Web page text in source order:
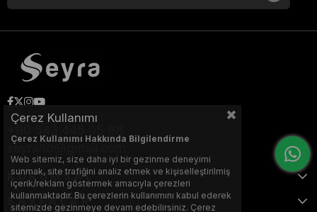
seyraltd@gmail.com
KURUMSAL
SAYFALAR
Çerez Kullanımı
Çerez Kullanımı Hakkında Bilgilendirme
Web sitemiz, size daha iyi bir gezinme deneyimi
sunmak, site trafiğini analiz etmek ve kişiselleştirilmiş
içerik/reklam göstermek amacıyla çerezleri
kullanmaktadır. Bu çerezlerin kullanımını kabul ederek
sitemizde gezinmeye devam edebilirsiniz. Çerez